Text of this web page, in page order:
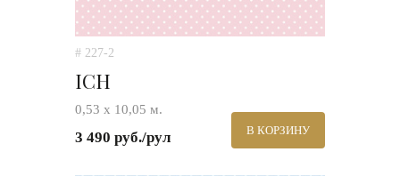
# 227-2
ICH
0,53 х 10,05 м.
3 490 руб./рул В КОРЗИНУ